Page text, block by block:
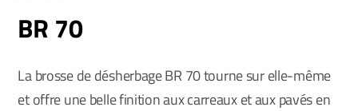
BR 70
La brosse de désherbage BR 70 tourne sur elle-même
et offre une belle finition aux carreaux et aux pavés en